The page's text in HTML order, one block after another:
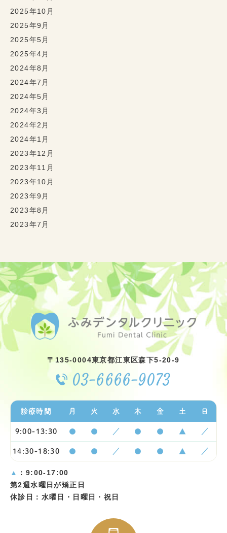
2025年10月
2025年9月
2025年5月
2025年4月
2024年8月
2024年7月
2024年5月
2024年3月
2024年2月
2024年1月
2023年12月
2023年11月
2023年10月
2023年9月
2023年8月
2023年7月
〒135-0004東京都江東区森下5-20-9
03-6666-9073
診療時間 月 火 水 木 金 土 日
9:00-13:30 ● ● ／ ● ● ▲ ／
14:30-18:30 ● ● ／ ● ● ▲ ／
▲
：9:00-17:00
第2週水曜日が矯正日
休診日：水曜日・日曜日・祝日